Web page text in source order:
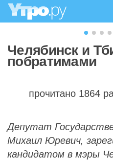
Челябинск и
побратимами
прочитано 1864
Депутат
Михаил Юревич,
кандидатом в мэры